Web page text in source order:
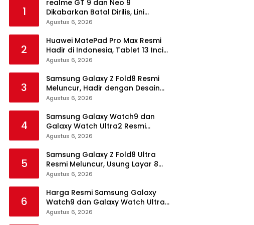
1
realme GT 9 dan Neo 9
Dikabarkan Batal Dirilis, Lini
Flagship realme Terancam
Agustus 6, 2026
2
Huawei MatePad Pro Max Resmi
Hadir di Indonesia, Tablet 13 Inci
Tertipis dan Teringan
Agustus 6, 2026
3
Samsung Galaxy Z Fold8 Resmi
Meluncur, Hadir dengan Desain
Lebih Pendek dan Lebar
Agustus 6, 2026
4
Samsung Galaxy Watch9 dan
Galaxy Watch Ultra2 Resmi
Meluncur, Bawa AI, Snapdragon
Baru
Agustus 6, 2026
5
Samsung Galaxy Z Fold8 Ultra
Resmi Meluncur, Usung Layar 8
Inci, Kamera 200MP dan
Agustus 6, 2026
6
Harga Resmi Samsung Galaxy
Watch9 dan Galaxy Watch Ultra2
di Indonesia, Mulai Rp5,9 Jutaan
Agustus 6, 2026